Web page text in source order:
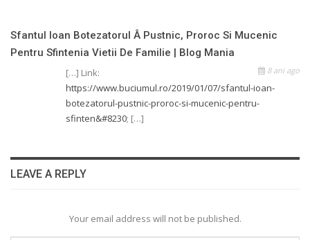
Sfantul Ioan Botezatorul Â Pustnic, Proroc Si Mucenic
Pentru Sfintenia Vietii De Familie | Blog Mania
8 ani ago
[…] Link:
https://www.buciumul.ro/2019/01/07/sfantul-ioan-
botezatorul-pustnic-proroc-si-mucenic-pentru-
sfinten&#8230; […]
LEAVE A REPLY
Your email address will not be published.